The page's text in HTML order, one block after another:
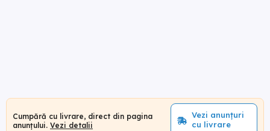
Cumpără cu livrare, direct din pagina
anunțului. Vezi detalii
Vezi anunțuri
cu livrare